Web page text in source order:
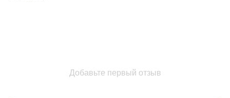
Добавьте первый отзыв